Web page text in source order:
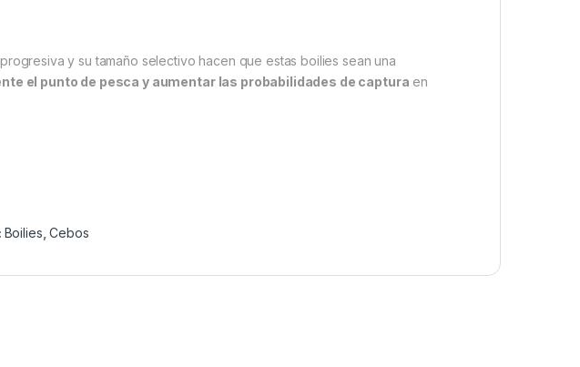
y su tamaño selectivo hacen que estas boilies sean una
el punto de pesca y aumentar las probabilidades de captura en
Boilies ,Cebos